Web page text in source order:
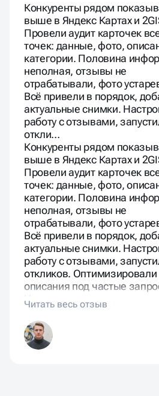
Конкуренты рядом
выше в Яндекс Картах и
Провели аудит карточек
точек: данные, фото,
категории. Половина
неполная, отзывы не
отрабатывали, фото
Всё привели в порядок,
актуальные снимки.
работу с отзывами,
откли…
Конкуренты рядом
выше в Яндекс Картах и
Провели аудит карточек
точек: данные, фото,
категории. Половина
неполная, отзывы не
отрабатывали, фото
Всё привели в порядок,
актуальные снимки.
работу с отзывами,
откликов. Оптимизировали
описания под частые
Через недели рост показов и
переходов. Посетители
через карты. Звонков и
бронирований больше.